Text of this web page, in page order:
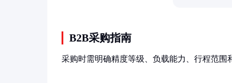
B2B采购指南
采购时需明确精度等级、负载能力、行程范